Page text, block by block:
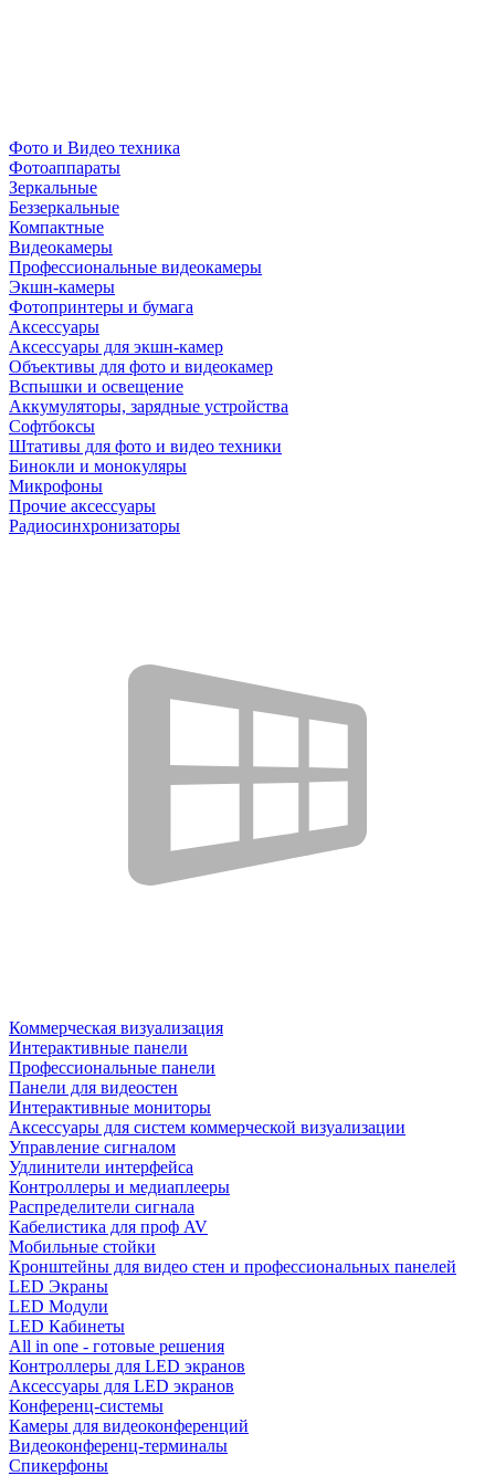
Фото и Видео техника
Фотоаппараты
Зеркальные
Беззеркальные
Компактные
Видеокамеры
Профессиональные видеокамеры
Экшн-камеры
Фотопринтеры и бумага
Аксессуары
Аксессуары для экшн-камер
Объективы для фото и видеокамер
Вспышки и освещение
Аккумуляторы, зарядные устройства
Софтбоксы
Штативы для фото и видео техники
Бинокли и монокуляры
Микрофоны
Прочие аксессуары
Радиосинхронизаторы
Коммерческая визуализация
Интерактивные панели
Профессиональные панели
Панели для видеостен
Интерактивные мониторы
Аксессуары для систем коммерческой визуализации
Управление сигналом
Удлинители интерфейса
Контроллеры и медиаплееры
Распределители сигнала
Кабелистика для проф AV
Мобильные стойки
Кронштейны для видео стен и профессиональных панелей
LED Экраны
LED Модули
LED Кабинеты
All in one - готовые решения
Контроллеры для LED экранов
Аксессуары для LED экранов
Конференц-системы
Камеры для видеоконференций
Видеоконференц-терминалы
Спикерфоны